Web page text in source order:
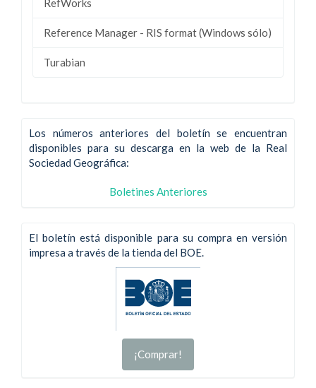
Reference Manager - RIS format (Windows sólo)
Turabian
Los números anteriores del boletín se encuentran
disponibles para su descarga en la web de la Real
Sociedad Geográfica:
Boletines Anteriores
El boletín está disponible para su compra en versión
impresa a través de la tienda del BOE.
¡Comprar!